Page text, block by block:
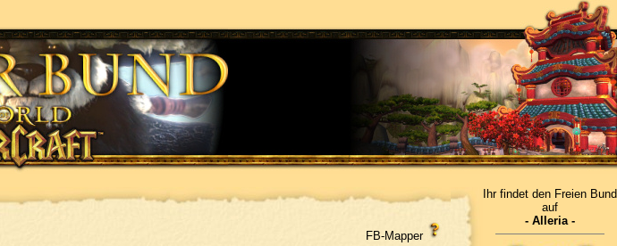
FB-Mapper
Ihr findet den Freien Bund
auf
- Alleria -